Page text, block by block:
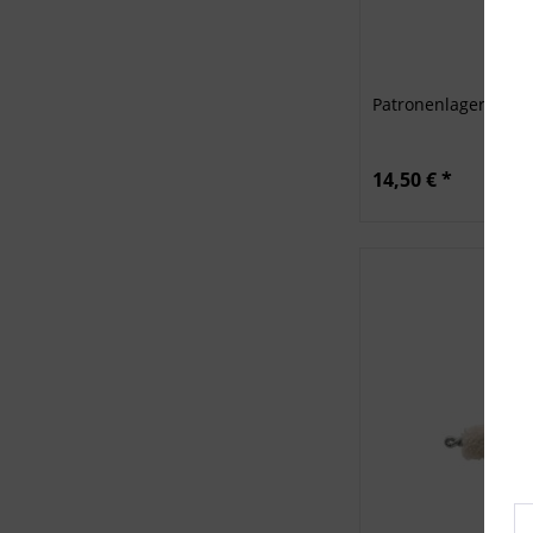
Patronenlager-
14,50 € *